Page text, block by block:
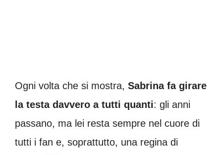
Ogni volta che si mostra, Sabrina fa girare
la testa davvero a tutti quanti: gli anni
passano, ma lei resta sempre nel cuore di
tutti i fan e, soprattutto, una regina di